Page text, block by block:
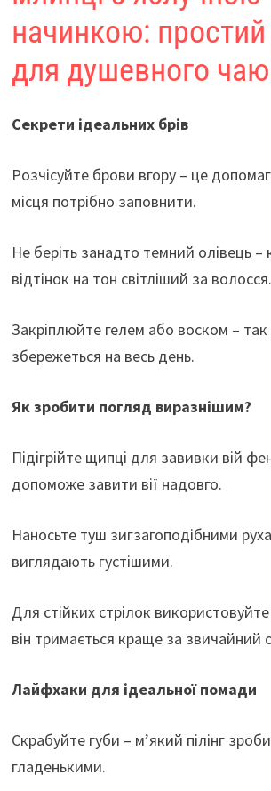
начинкою:
для душевного
Секрети ідеальних брів
Розчісуйте брови вгору – це
місця потрібно заповнити.
Не беріть занадто темний олівець
відтінок на тон світліший за волосся.
Закріплюйте гелем або воском –
збережеться на весь день.
Як зробити погляд виразнішим?
Підігрійте щипці для завивки вій
допоможе завити вії надовго.
Наносьте туш зигзагоподібними
виглядають густішими.
Для стійких стрілок
він тримається краще за звичайний
Лайфхаки для ідеальної помади
Скрабуйте губи – м’який пілінг
гладенькими.